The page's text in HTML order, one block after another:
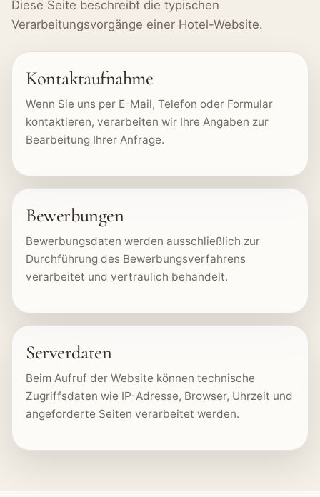
Diese Seite beschreibt die typischen
Verarbeitungsvorgänge einer Hotel-Website.
Kontaktaufnahme
Wenn Sie uns per E-Mail, Telefon oder Formular
kontaktieren, verarbeiten wir Ihre Angaben zur
Bearbeitung Ihrer Anfrage.
Bewerbungen
Bewerbungsdaten werden ausschließlich zur
Durchführung des Bewerbungsverfahrens
verarbeitet und vertraulich behandelt.
Serverdaten
Beim Aufruf der Website können technische
Zugriffsdaten wie IP-Adresse, Browser, Uhrzeit und
angeforderte Seiten verarbeitet werden.